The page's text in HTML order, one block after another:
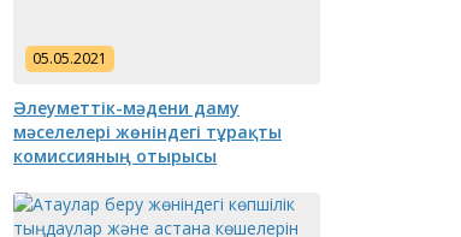
05.05.2021
Әлеуметтік-мәдени даму
мәселелері жөніндегі тұрақты
комиссияның отырысы